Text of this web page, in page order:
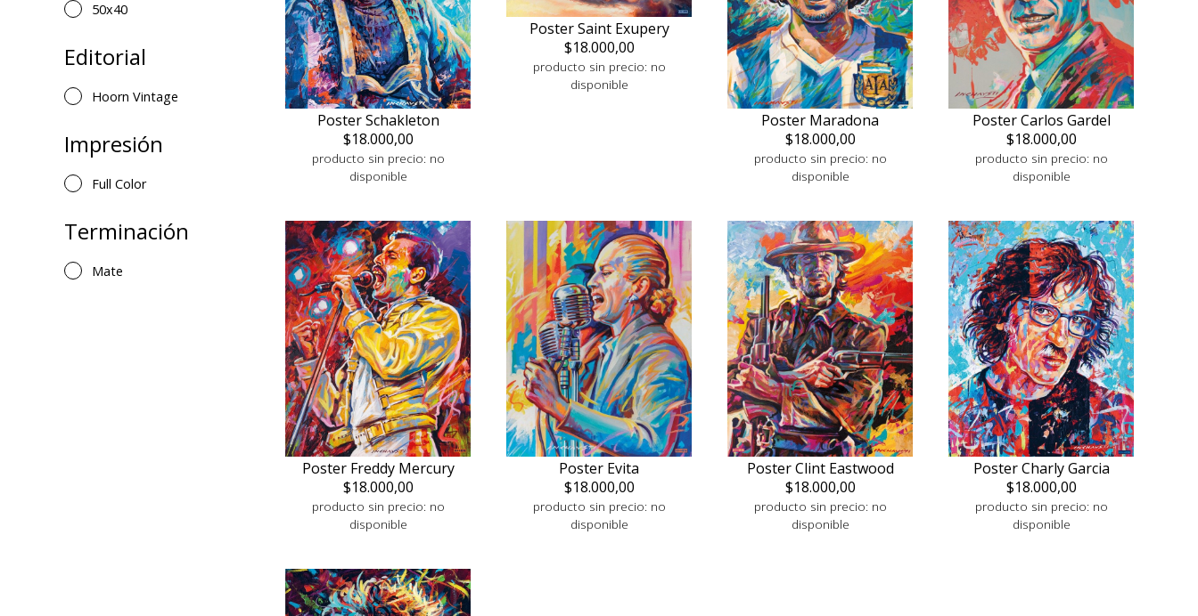
50x40
Editorial
Hoorn Vintage
Impresión
Full Color
Terminación
Mate
Poster Schakleton
$18.000,00
producto sin precio: no
disponible
Poster Saint Exupery
$18.000,00
producto sin precio: no
disponible
Poster Maradona
$18.000,00
producto sin precio: no
disponible
Poster Carlos Gardel
$18.000,00
producto sin precio: no
disponible
Poster Freddy Mercury
$18.000,00
producto sin precio: no
disponible
Poster Evita
$18.000,00
producto sin precio: no
disponible
Poster Clint Eastwood
$18.000,00
producto sin precio: no
disponible
Poster Charly Garcia
$18.000,00
producto sin precio: no
disponible